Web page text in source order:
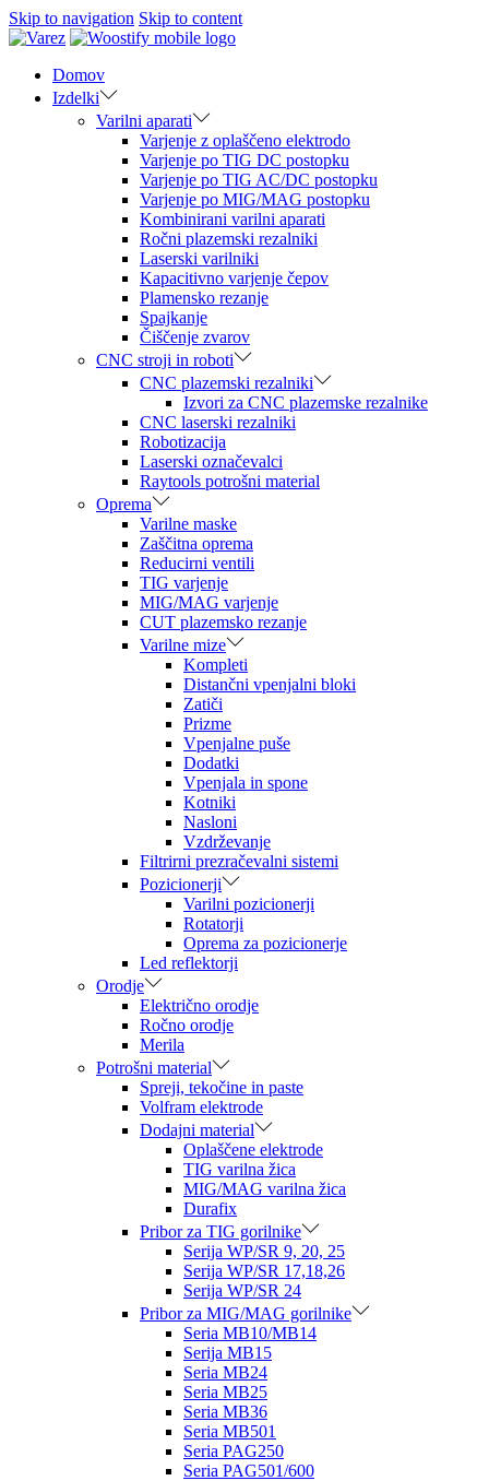
Skip to navigation Skip to content
Domov
Izdelki
Varilni aparati
Varjenje z oplaščeno elektrodo
Varjenje po TIG DC postopku
Varjenje po TIG AC/DC postopku
Varjenje po MIG/MAG postopku
Kombinirani varilni aparati
Ročni plazemski rezalniki
Laserski varilniki
Kapacitivno varjenje čepov
Plamensko rezanje
Spajkanje
Čiščenje zvarov
CNC stroji in roboti
CNC plazemski rezalniki
Izvori za CNC plazemske rezalnike
CNC laserski rezalniki
Robotizacija
Laserski označevalci
Raytools potrošni material
Oprema
Varilne maske
Zaščitna oprema
Reducirni ventili
TIG varjenje
MIG/MAG varjenje
CUT plazemsko rezanje
Varilne mize
Kompleti
Distančni vpenjalni bloki
Zatiči
Prizme
Vpenjalne puše
Dodatki
Vpenjala in spone
Kotniki
Nasloni
Vzdrževanje
Filtrirni prezračevalni sistemi
Pozicionerji
Varilni pozicionerji
Rotatorji
Oprema za pozicionerje
Led reflektorji
Orodje
Električno orodje
Ročno orodje
Merila
Potrošni material
Spreji, tekočine in paste
Volfram elektrode
Dodajni material
Oplaščene elektrode
TIG varilna žica
MIG/MAG varilna žica
Durafix
Pribor za TIG gorilnike
Serija WP/SR 9, 20, 25
Serija WP/SR 17,18,26
Serija WP/SR 24
Pribor za MIG/MAG gorilnike
Seria MB10/MB14
Serija MB15
Seria MB24
Seria MB25
Seria MB36
Seria MB501
Seria PAG250
Seria PAG501/600